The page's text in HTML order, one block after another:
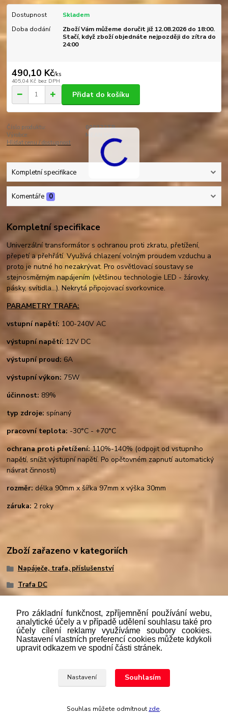
Dostupnost
Skladem
Doba dodání
Zboží Vám můžeme doručit již 12.08.2026 do 18:00.
Stačí, když zboží objednáte nejpozději do zítra do
24:00
490,10 Kč/ks
405,04 Kč bez DPH
Přidat do košíku
Číslo produktu:
000322TR
Výrobce:
MEAN WELL
Hlídat cenu / dostupnost
Kompletní specifikace
Komentáře 0
Kompletní specifikace
Univerzální transformátor s ochranou proti zkratu, přetížení,
přepetí a přehřátí. Využívá chlazení volným proudem vzduchu a
proto je nutné ho nezakrývat. Pro osvětlovací soustavy se
stejnosměrným napájením (většinou technologie LED - žárovky,
pásky, svítidla...). Nekrytá připojovací svorkovnice.
PARAMETRY TRAFA:
vstupní napětí: 100-240V AC
výstupní napětí: 12V DC
výstupní proud:6A
výstupní výkon: 75W
účinnost: 89%
typ zdroje: spínaný
pracovní teplota: -30°C - +70°C
ochrana proti přetížení:110%-140% (odpojit od vstupního
napětí, snížit výstupní napětí. Po opětovném zapnutí automatický
návrat činnosti)
rozměr: délka 90mm x šířka 97mm x výška 30mm
záruka: 2 roky
Zboží zařazeno v kategoriích
Napáječe, trafa, příslušenství
Trafa DC
Podlezákona č. 112/mmmmm2016 Sb. o evidenci tržeb je
prodávající povinen vystavit kupujícímu účtenku. Zároveň je
případě technického výpadku pak nejpozději do 48 hodin.“
Upravit sběr cookies.
Pro základní funkčnost, zpříjemnění používání webu,
analytické účely a v případě udělení souhlasu také pro
účely cílení reklamy využíváme soubory cookies.
Nastavení vlastních preferencí cookies můžete kdykoli
upravit odkazem ve spodní části stránek.
Nastavení Souhlasím
Souhlas můžete odmítnout zde.